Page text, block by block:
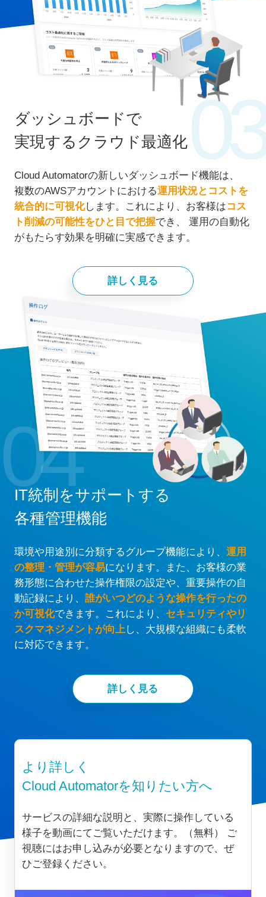
ダッシュボードで
実現するクラウド最適化
Cloud Automatorの新しいダッシュボード機能は、
複数のAWSアカウントにおける運用状況とコストを
統合的に可視化します。これにより、お客様はコス
ト削減の可能性をひと目で把握でき、 運用の自動化
がもたらす効果を明確に実感できます。
詳しく見る
03
IT統制をサポートする
各種管理機能
環境や用途別に分類するグループ機能により、 運用
の整理・管理が容易になります。また、お客様の業
務形態に合わせた操作権限の設定や、重要操作の自
動記録により、 誰がいつどのような操作を行ったの
か可視化できます。これにより、 セキュリティやリ
スクマネジメントが向上し、大規模な組織にも柔軟
に対応できます。
詳しく見る
04
より詳しく
Cloud Automatorを知りたい方へ
サービスの詳細な説明と、実際に操作している
様子を動画にてご覧いただけます。（無料）
ご
視聴にはお申し込みが必要となりますので、ぜ
ひご登録ください。